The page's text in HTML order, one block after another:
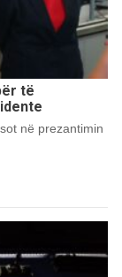
të
në prezantimin